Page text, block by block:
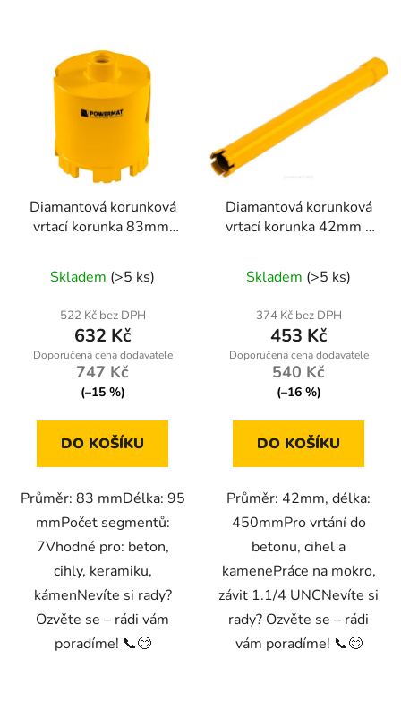
Diamantová korunková
vrtací korunka 83mm,
Skladem (>5 ks)
522 Kč bez DPH
632 Kč
747 Kč
(–15 %)
DO KOŠÍKU
Průměr: 83 mmDélka: 95
mmPočet segmentů:
7Vhodné pro: beton,
cihly, keramiku,
kámenNevíte si rady?
Ozvěte se – rádi vám
poradíme! 📞😊
Diamantová korunková
vrtací korunka 42mm x
Skladem (>5 ks)
374 Kč bez DPH
453 Kč
540 Kč
(–16 %)
DO KOŠÍKU
Průměr: 42mm, délka:
450mmPro vrtání do
betonu, cihel a
kamenePráce na mokro,
závit 1.1/4 UNCNevíte si
rady? Ozvěte se – rádi
vám poradíme! 📞😊